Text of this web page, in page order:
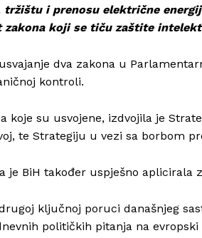
tržištu i prenosu električne
zakona koji se tiču zaštite
dva zakona u
kontroli.
koje su usvojene, izdvojila je
te Strategiju u vezi sa borbom
je BiH također uspješno aplicirala
ključnoj poruci današnjeg
političkih pitanja na